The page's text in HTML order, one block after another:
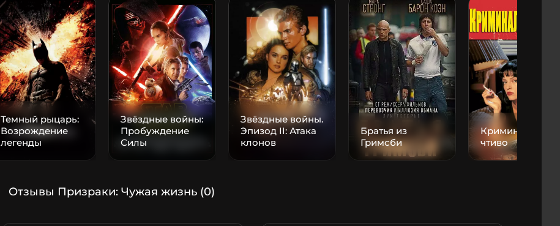
Темный рыцарь:
Возрождение
легенды
Звёздные войны:
Пробуждение
Силы
Звёздные войны.
Эпизод II: Атака
клонов
Братья из
Гримсби
Криминальное
чтиво
Отзывы Призраки: Чужая жизнь (0)